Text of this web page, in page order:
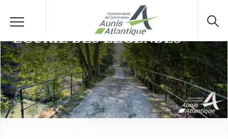
ÉCURIE DES LÉGENDES